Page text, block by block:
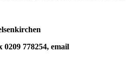
0209 778254, email